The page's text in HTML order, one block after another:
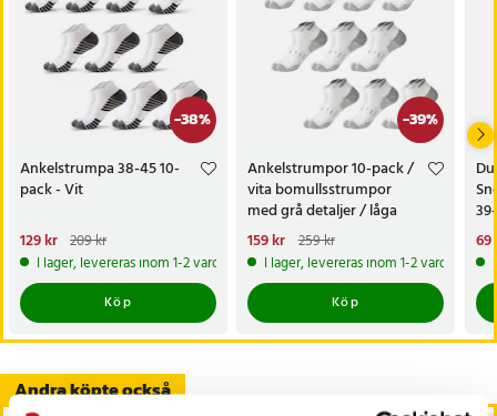
-38%
Ankelstrumpa 38-45 10-
pack - Vit
Nuvarande pris
129 krTidigare pris:209 kr
129 kr 209 kr
I lager, levereras inom 1-2 vardagar
Köp
-39%
Ankelstrumpor 10-pack /
vita bomullsstrumpor
med grå detaljer / låga
träningsstrumpor 40–45
Nuvarande pris
159 krTidigare pris:259 kr
159 kr 259 kr
I lager, levereras inom 1-2 vardagar
Köp
69
69
Andra köpte också